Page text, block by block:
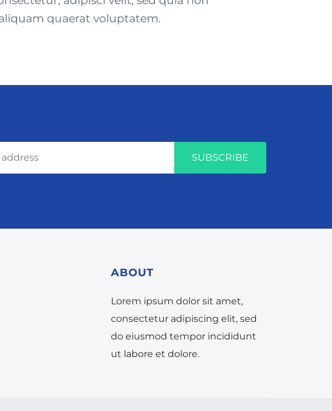
quaerat voluptatem.
SUBSCRIBE
ABOUT
Lorem ipsum dolor sit amet,
consectetur adipiscing elit, sed
do eiusmod tempor incididunt
ut labore et dolore.